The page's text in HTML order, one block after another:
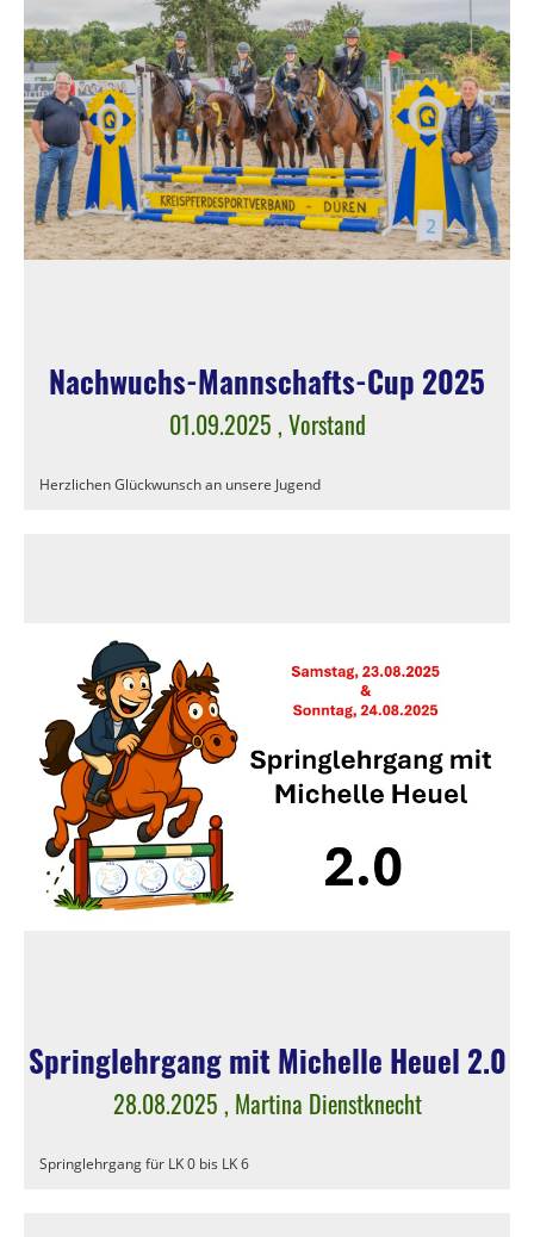
Nachwuchs-Mannschafts-Cup 2025
01.09.2025 , Vorstand
Herzlichen Glückwunsch an unsere Jugend
Springlehrgang mit Michelle Heuel 2.0
28.08.2025 , Martina Dienstknecht
Springlehrgang für LK 0 bis LK 6